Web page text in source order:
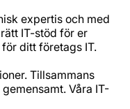
expertis och med
IT-stöd för er
ditt företags IT.
Tillsammans
Våra IT-